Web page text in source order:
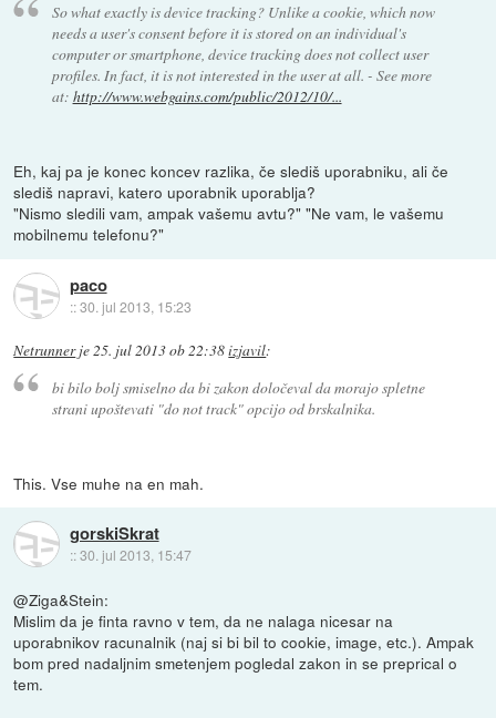
So what exactly is device tracking? Unlike a cookie, which now
needs a user's consent before it is stored on an individual's
computer or smartphone, device tracking does not collect user
profiles. In fact, it is not interested in the user at all. - See more
at: http://www.webgains.com/public/2012/10/...
Eh, kaj pa je konec koncev razlika, če slediš uporabniku, ali če
slediš napravi, katero uporabnik uporablja?
"Nismo sledili vam, ampak vašemu avtu?" "Ne vam, le vašemu
mobilnemu telefonu?"
paco
::30. jul 2013, 15:23
Netrunnerje25. jul 2013 ob 22:38izjavil:
bi bilo bolj smiselno da bi zakon določeval da morajo spletne
strani upoštevati "do not track" opcijo od brskalnika.
This. Vse muhe na en mah.
gorskiSkrat
::30. jul 2013, 15:47
@Ziga&Stein:
Mislim da je finta ravno v tem, da ne nalaga nicesar na
uporabnikov racunalnik (naj si bi bil to cookie, image, etc.). Ampak
bom pred nadaljnim smetenjem pogledal zakon in se preprical o
tem.